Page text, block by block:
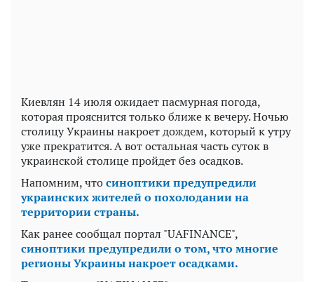
Киевлян 14 июля ожидает пасмурная погода,
которая прояснится только ближе к вечеру. Ночью
столицу Украины накроет дождем, который к утру
уже прекратится. А вот остальная часть суток в
украинской столице пройдет без осадков.
Напомним, чтосиноптики предупредили
украинских жителей о похолодании на
территории страны.
Как ранее сообщал портал "UAFINANCE",
синоптики предупредили о том, что многие
регионы Украины накроет осадками.